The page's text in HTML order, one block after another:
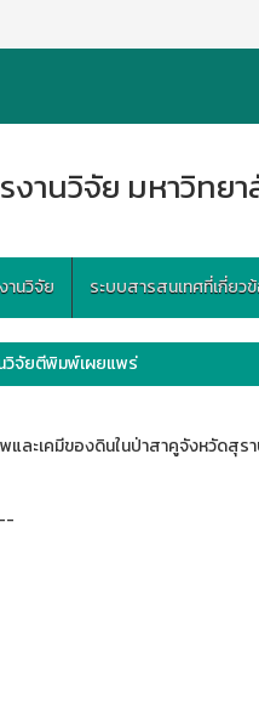
งานวิจัย มหาวิทย
านวิจัย ระบบสารสนเทศที่เกี่ยว
วิจัยตีพิมพ์เผยแพร่
และเคมีของดินในป่าสาคูจังหวัดสุร